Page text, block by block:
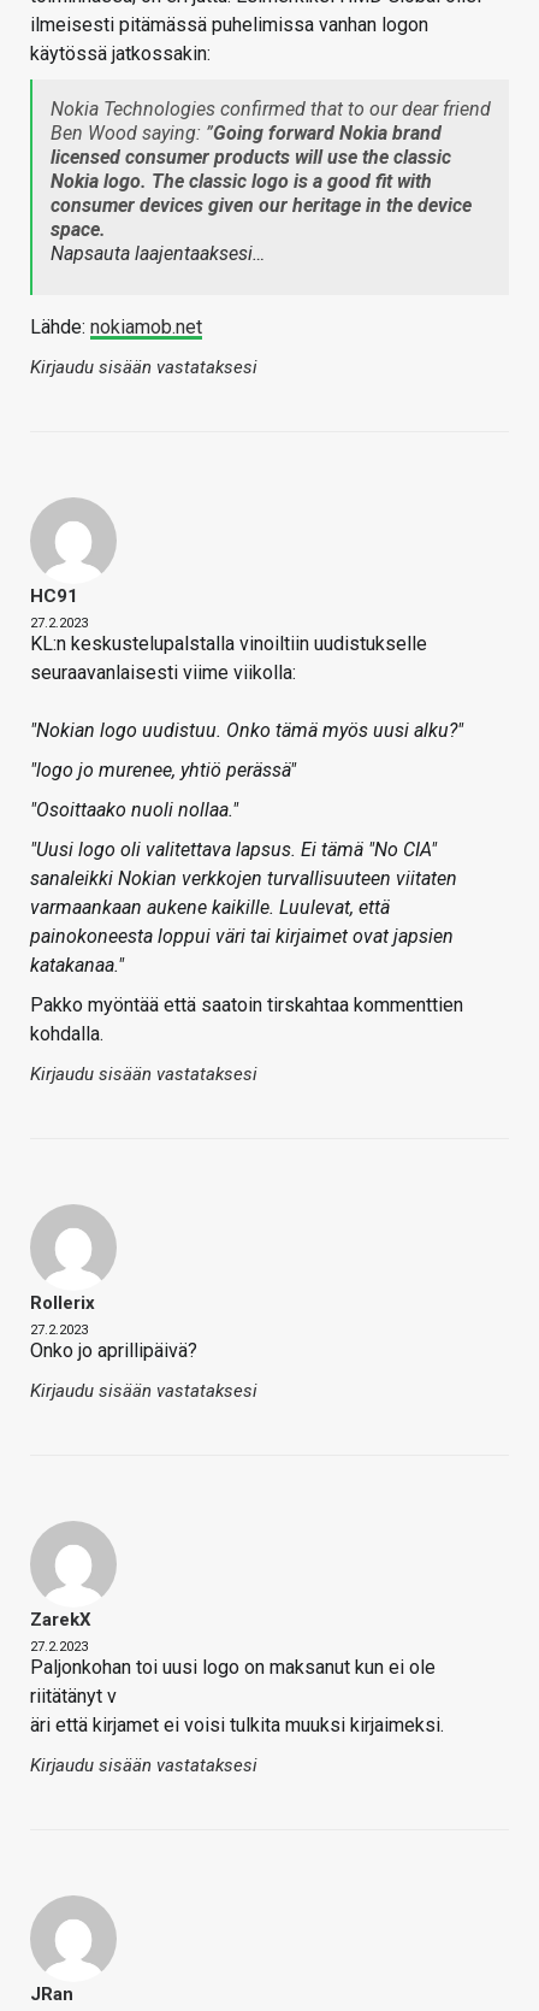
ilmeisesti pitämässä puhelimissa vanhan logon
käytössä jatkossakin:
Nokia Technologies confirmed that to our dear friend
Ben Wood saying: ”Going forward Nokia brand
licensed consumer products will use the classic
Nokia logo. The classic logo is a good fit with
consumer devices given our heritage in the device
space.
Napsauta laajentaaksesi…
Lähde: nokiamob.net
Kirjaudu sisään vastataksesi
HC91
27.2.2023
KL:n keskustelupalstalla vinoiltiin uudistukselle
seuraavanlaisesti viime viikolla:
"Nokian logo uudistuu. Onko tämä myös uusi alku?"
"logo jo murenee, yhtiö perässä"
"Osoittaako nuoli nollaa."
"Uusi logo oli valitettava lapsus. Ei tämä "No CIA"
sanaleikki Nokian verkkojen turvallisuuteen viitaten
varmaankaan aukene kaikille. Luulevat, että
painokoneesta loppui väri tai kirjaimet ovat japsien
katakanaa."
Pakko myöntää että saatoin tirskahtaa kommenttien
kohdalla.
Kirjaudu sisään vastataksesi
Rollerix
27.2.2023
Onko jo aprillipäivä?
Kirjaudu sisään vastataksesi
ZarekX
27.2.2023
Paljonkohan toi uusi logo on maksanut kun ei ole
riitätänyt v
äri että kirjamet ei voisi tulkita muuksi kirjaimeksi.
Kirjaudu sisään vastataksesi
JRan